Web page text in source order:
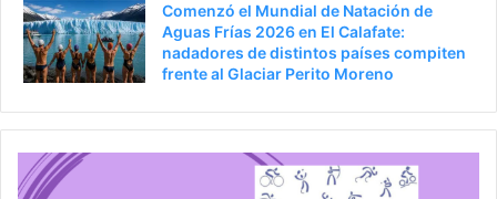
Comenzó el Mundial de Natación de
Aguas Frías 2026 en El Calafate:
nadadores de distintos países compiten
frente al Glaciar Perito Moreno